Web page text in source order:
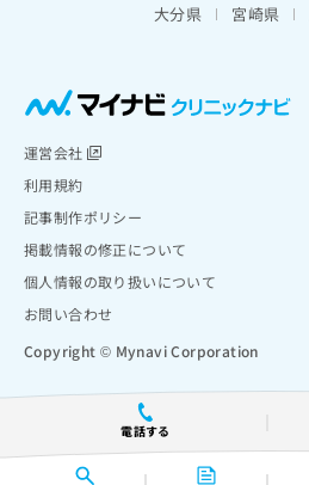
電話する
大分県
宮崎県
運営会社
利用規約
記事制作ポリシー
掲載情報の修正について
個人情報の取り扱いについて
お問い合わせ
Copyright © Mynavi Corporation